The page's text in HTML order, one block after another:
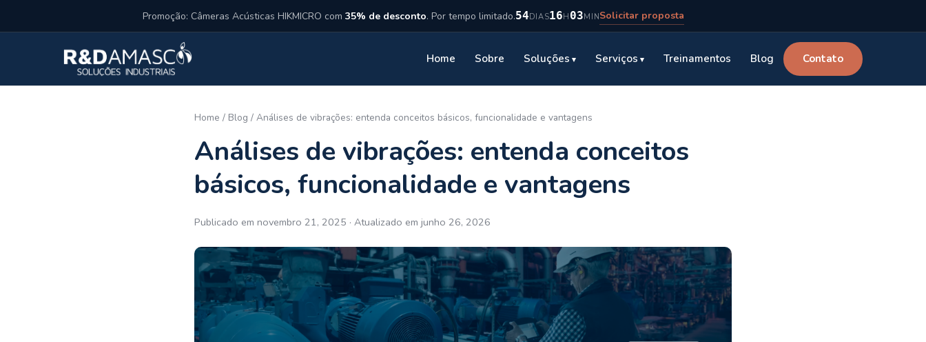
Promoção: Câmeras Acústicas HIKMICRO com 35% de desconto. Por tempo limitado.54DIAS16H 03MINSolicitar proposta
Home Sobre Soluções Serviços Treinamentos Blog Contato
Home / Blog / Análises de vibrações: entenda conceitos básicos, funcionalidade e vantagens
Análises de vibrações: entenda conceitos
básicos, funcionalidade e vantagens
Publicado em novembro 21, 2025 · Atualizado em junho 26, 2026